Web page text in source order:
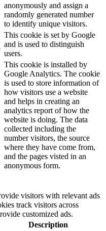
anonymously and assign a
randomly generated number
to identify unique visitors.
This cookie is set by Google
and is used to distinguish
users.
This cookie is installed by
Google Analytics. The cookie
is used to store information of
how visitors use a website
and helps in creating an
analytics report of how the
website is doing. The data
collected including the
number visitors, the source
where they have come from,
and the pages visted in an
anonymous form.
visitors with relevant ads
track visitors across
customized ads.
Description